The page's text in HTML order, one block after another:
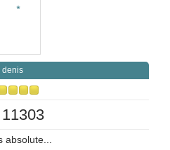
denis
11303
absolute...